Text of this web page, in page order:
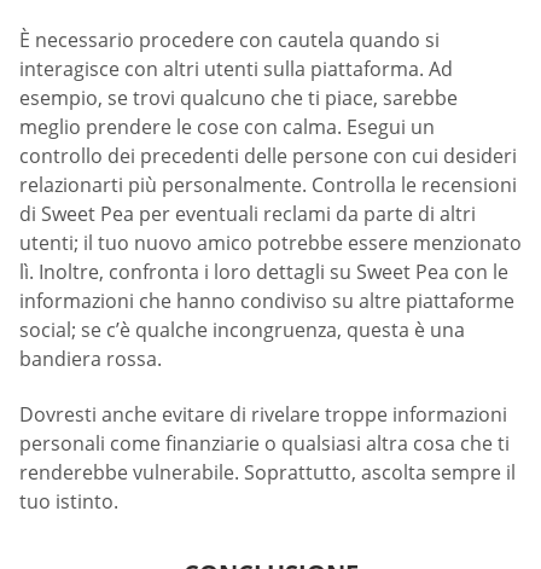
È necessario procedere con cautela quando si
interagisce con altri utenti sulla piattaforma. Ad
esempio, se trovi qualcuno che ti piace, sarebbe
meglio prendere le cose con calma. Esegui un
controllo dei precedenti delle persone con cui desideri
relazionarti più personalmente. Controlla le recensioni
di Sweet Pea per eventuali reclami da parte di altri
utenti; il tuo nuovo amico potrebbe essere menzionato
lì. Inoltre, confronta i loro dettagli su Sweet Pea con le
informazioni che hanno condiviso su altre piattaforme
social; se c’è qualche incongruenza, questa è una
bandiera rossa.
Dovresti anche evitare di rivelare troppe informazioni
personali come finanziarie o qualsiasi altra cosa che ti
renderebbe vulnerabile. Soprattutto, ascolta sempre il
tuo istinto.